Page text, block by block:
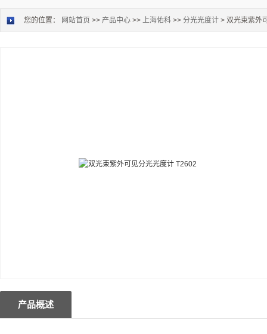
您的位置： 网站首页 >> 产品中心 >> 上海佑科 >> 分光光度计 > 双光束紫外
产品概述